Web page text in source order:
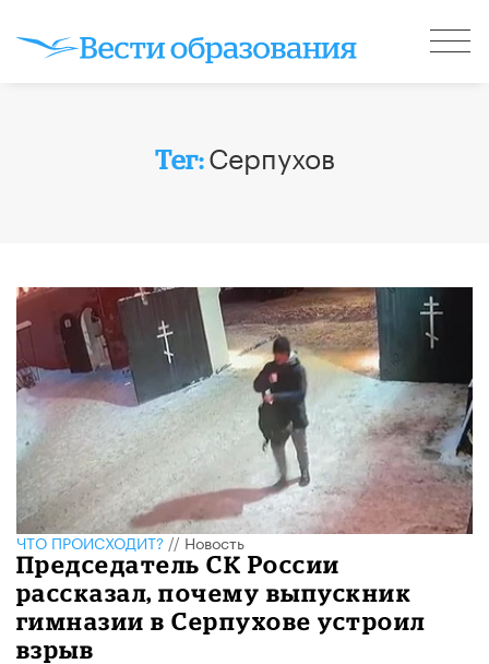
Тег:Серпухов
ЧТО ПРОИСХОДИТ?//Новость
Председатель СК России
рассказал, почему выпускник
гимназии в Серпухове устроил
взрыв